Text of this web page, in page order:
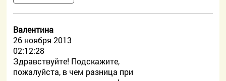
Валентина
26 ноября 2013
02:12:28
Здравствуйте! Подскажите,
пожалуйста, в чем разница при